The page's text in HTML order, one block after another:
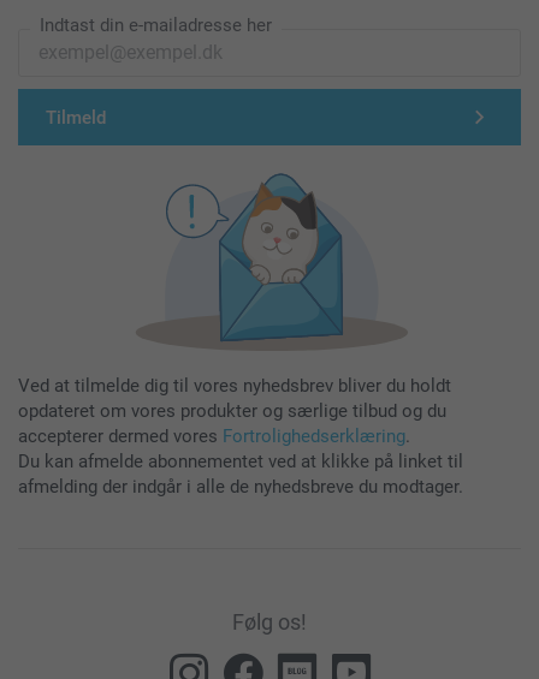
Indtast din e-mailadresse her
Tilmeld
Ved at tilmelde dig til vores nyhedsbrev bliver du holdt
opdateret om vores produkter og særlige tilbud og du
accepterer dermed vores Fortrolighedserklæring.
Du kan afmelde abonnementet ved at klikke på linket til
afmelding der indgår i alle de nyhedsbreve du modtager.
Følg os!